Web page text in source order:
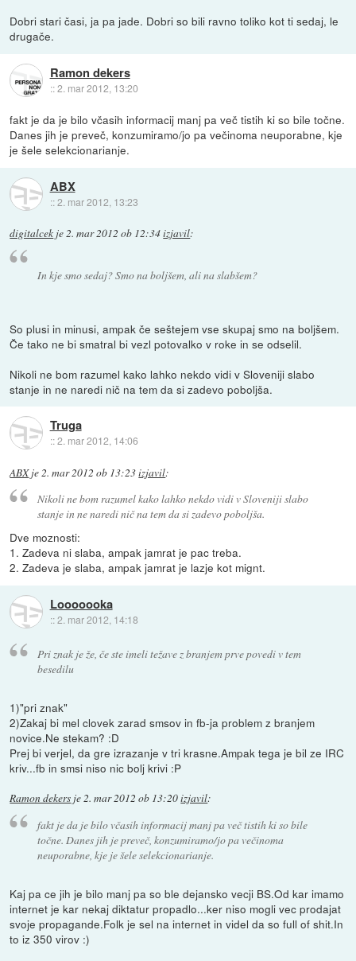
Dobri stari časi, ja pa jade. Dobri so bili ravno toliko kot ti sedaj, le
drugače.
Ramon dekers
::2. mar 2012, 13:20
fakt je da je bilo včasih informacij manj pa več tistih ki so bile točne.
Danes jih je preveč, konzumiramo/jo pa večinoma neuporabne, kje
je šele selekcionarianje.
ABX
::2. mar 2012, 13:23
digitalcek je2. mar 2012 ob 12:34izjavil:
In kje smo sedaj? Smo na boljšem, ali na slabšem?
So plusi in minusi, ampak če seštejem vse skupaj smo na boljšem.
Če tako ne bi smatral bi vezl potovalko v roke in se odselil.
Nikoli ne bom razumel kako lahko nekdo vidi v Sloveniji slabo
stanje in ne naredi nič na tem da si zadevo poboljša.
Truga
::2. mar 2012, 14:06
ABXje2. mar 2012 ob 13:23izjavil:
Nikoli ne bom razumel kako lahko nekdo vidi v Sloveniji slabo
stanje in ne naredi nič na tem da si zadevo poboljša.
Dve moznosti:
1. Zadeva ni slaba, ampak jamrat je pac treba.
2. Zadeva je slaba, ampak jamrat je lazje kot mignt.
Looooooka
::2. mar 2012, 14:18
Pri znak je že, če ste imeli težave z branjem prve povedi v tem
besedilu
1)"pri znak"
2)Zakaj bi mel clovek zarad smsov in fb-ja problem z branjem
novice.Ne stekam? :D
Prej bi verjel, da gre izrazanje v tri krasne.Ampak tega je bil ze IRC
kriv...fb in smsi niso nic bolj krivi :P
Ramon dekers je2. mar 2012 ob 13:20izjavil:
fakt je da je bilo včasih informacij manj pa več tistih ki so bile
točne. Danes jih je preveč, konzumiramo/jo pa večinoma
neuporabne, kje je šele selekcionarianje.
Kaj pa ce jih je bilo manj pa so ble dejansko vecji BS.Od kar imamo
internet je kar nekaj diktatur propadlo...ker niso mogli vec prodajat
svoje propagande.Folk je sel na internet in videl da so full of shit.In
to iz 350 virov :)